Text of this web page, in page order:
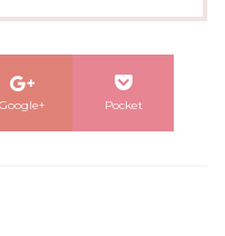
Google+ Pocket